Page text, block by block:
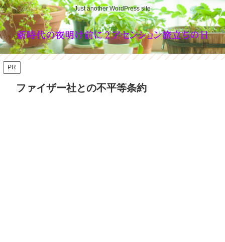
Just another WordPress site
PR
ファイザー社との不平等条約